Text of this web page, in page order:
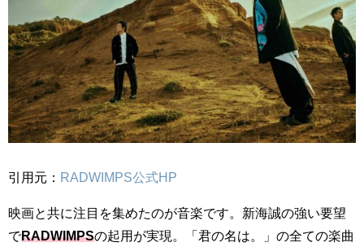
引用元： RADWIMPS公式HP
映画と共に注目を集めたのが音楽です。新海誠の強い要望
でRADWIMPSの起用が実現。「君の名は。」の全ての楽曲